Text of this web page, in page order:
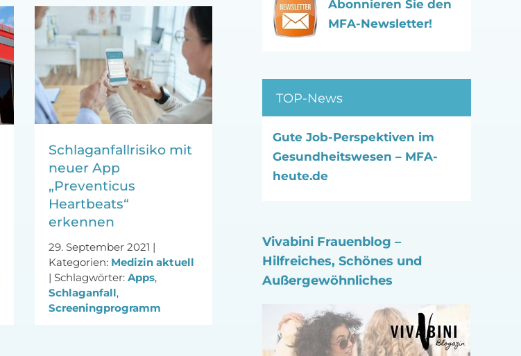
Schlaganfallrisiko mit
neuer App
„Preventicus
Heartbeats“
erkennen
29. September 2021 |
Kategorien: Medizin aktuell
| Schlagwörter: Apps,
Schlaganfall,
Screeningprogramm
Abonnieren Sie den
MFA-Newsletter!
TOP-News
Gute Job-Perspektiven im
Gesundheitswesen – MFA-
heute.de
Vivabini Frauenblog –
Hilfreiches, Schönes und
Außergewöhnliches